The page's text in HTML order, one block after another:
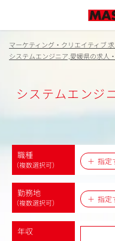
マーケティング・クリエイティブ
システムエンジニア,愛媛県の求人
システムエンジ
職種
（複数選択可） 指定
勤務地
（複数選択可） 指定
年収